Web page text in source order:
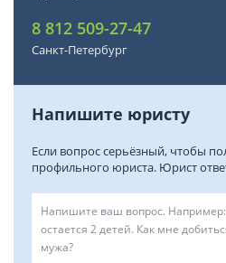
8 812 509-27-47
Санкт-Петербург
Напишите юристу
Если вопрос серьёзный, чтобы
профильного юриста. Юрист